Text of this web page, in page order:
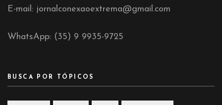
E-mail: jornalconexaoextrema@gmail.com
WhatsApp: (35) 9 9935-9725
BUSCA POR TÓPICOS